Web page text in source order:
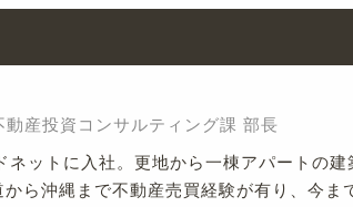
動産投資コンサルティング課 部長
ネットに入社。更地から一棟アパートの
から沖縄まで不動産売買経験が有り、今